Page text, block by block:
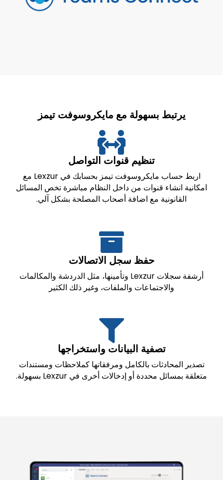
يرتبط بسهولة مع مايكروسوفت تيمز
تنظيم قنوات التواصل
اربط حساب مايكروسوفت تيمز بحسابك في Lexzur مع
امكانية انشاء قنوات من داخل النظام مباشرة تخص المسائل
القانونية مع اضافة أصحاب المصلحة بشكل آلي.
حفظ سجل الاتصالات
أرشفة سجلات Lexzur وتأمينها، مثل الدردشة والمكالمات
والاجتماعات والملفات، وغير ذلك الكثير
تصفية البيانات واستخراجها
تصدير المحادثات بالكامل ومرفقاتها كملاحظات ومستندات
متعلقة بمسائل محددة أو إدخالات أخرى في Lexzur بسهولة.